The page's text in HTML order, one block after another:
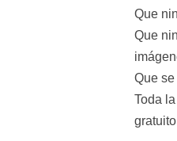
Que
Que
Que
Toda